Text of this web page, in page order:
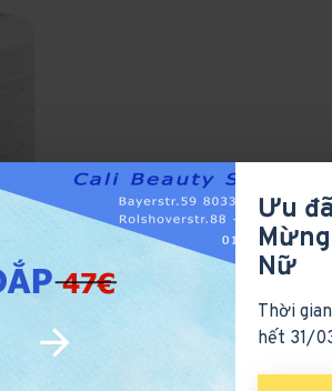
Ưu
Nữ
Thời
hết 31/